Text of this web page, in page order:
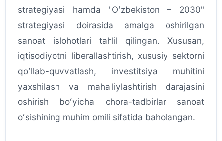
strategiyasi hamda "Oʻzbekiston – 2030"
strategiyasi doirasida amalga oshirilgan
sanoat islohotlari tahlil qilingan. Xususan,
iqtisodiyotni liberallashtirish, xususiy sektorni
qoʻllab-quvvatlash, investitsiya muhitini
yaxshilash va mahalliylashtirish darajasini
oshirish boʻyicha chora-tadbirlar sanoat
oʻsishining muhim omili sifatida baholangan.